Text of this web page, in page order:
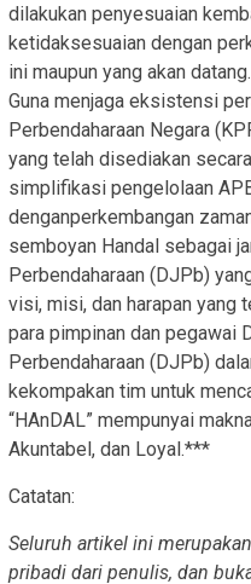
dilakukan penyesuaian
ketidaksesuaian dengan
ini maupun yang akan datang.
Guna menjaga eksistensi
Perbendaharaan Negara
yang telah disediakan
simplifikasi pengelolaan
denganperkembangan
semboyan Handal sebagai
Perbendaharaan (DJPb)
visi, misi, dan harapan yang
para pimpinan dan pegawai
Perbendaharaan (DJPb)
kekompakan tim untuk
“HAnDAL” mempunyai
Akuntabel, dan Loyal.***
Catatan:
Seluruh artikel ini
pribadi dari penulis, dan